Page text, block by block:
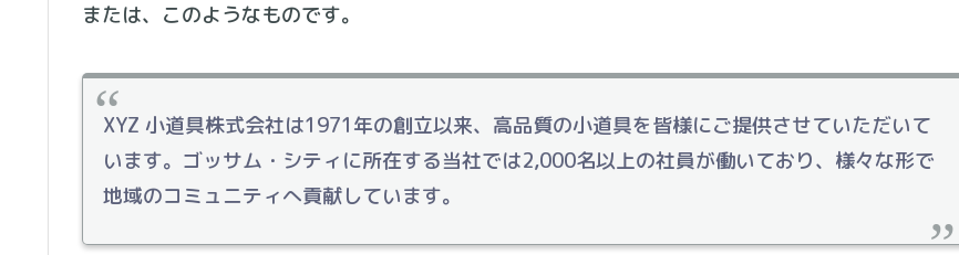
または、このようなものです。
XYZ 小道具株式会社は1971年の創立以来、高品質の小道具を皆様にご提供させていただいて
います。ゴッサム・シティに所在する当社では2,000名以上の社員が働いており、様々な形で
地域のコミュニティへ貢献しています。